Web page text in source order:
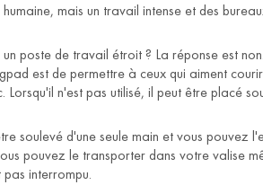
mais un travail intense et des
poste de travail étroit ? La réponse est
est de permettre à ceux qui aiment
n'est pas utilisé, il peut être placé
soulevé d'une seule main et vous pouvez
pouvez le transporter dans votre valise
interrompu.